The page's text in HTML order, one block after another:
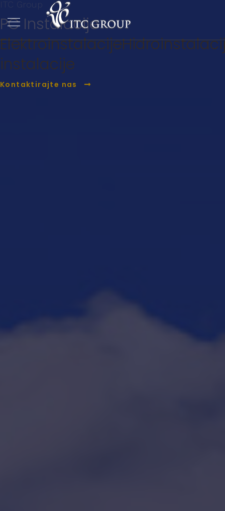
ITC Group
PC Instalacije
Elektroinstalacije
instalacije
Kontaktirajte nas